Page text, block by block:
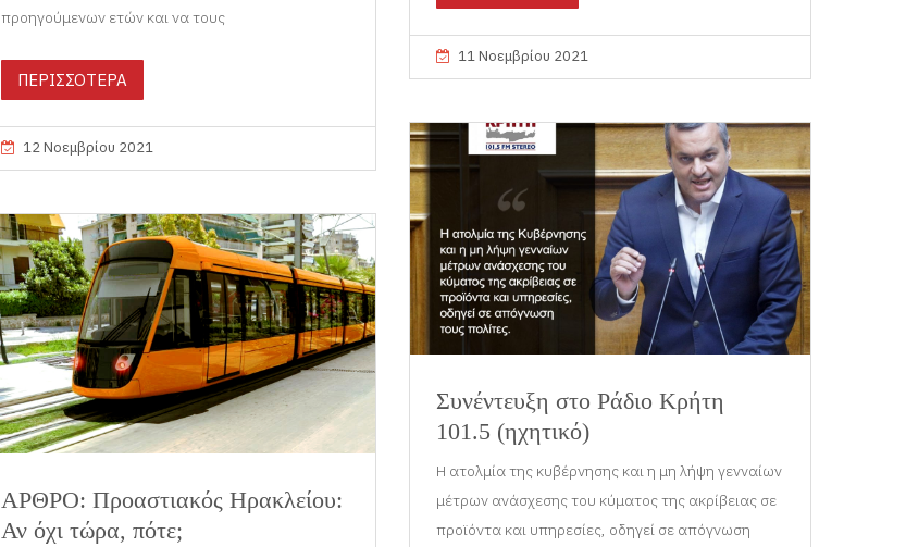
προηγούμενων ετών και να τους
ΠΕΡΙΣΣΟΤΕΡΑ
12 Νοεμβρίου 2021
11 Νοεμβρίου 2021
Συνέντευξη στο Ράδιο Κρήτη
101.5 (ηχητικό)
Η ατολμία της κυβέρνησης και η μη λήψη γενναίων
μέτρων ανάσχεσης του κύματος της ακρίβειας σε
προϊόντα και υπηρεσίες, οδηγεί σε απόγνωση
ΑΡΘΡΟ: Προαστιακός Ηρακλείου:
Αν όχι τώρα, πότε;